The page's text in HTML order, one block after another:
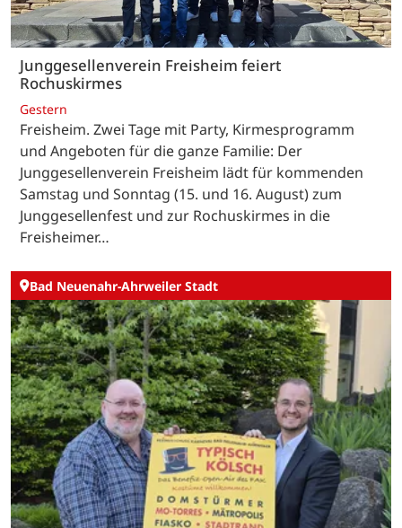
Junggesellenverein Freisheim feiert
Rochuskirmes
Gestern
Freisheim. Zwei Tage mit Party, Kirmesprogramm
und Angeboten für die ganze Familie: Der
Junggesellenverein Freisheim lädt für kommenden
Samstag und Sonntag (15. und 16. August) zum
Junggesellenfest und zur Rochuskirmes in die
Freisheimer…
Bad Neuenahr-Ahrweiler Stadt